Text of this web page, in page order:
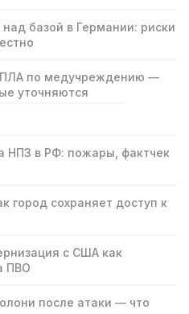
базой в Германии: риски
по медучреждению —
уточняются
НПЗ в РФ: пожары, фактчек
город сохраняет доступ к
с США как
ПВО
после атаки — что